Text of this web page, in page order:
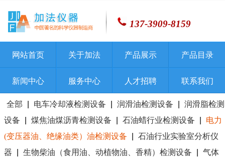
137-3909-8159
网站首页 关于加法 产品展示 产品目录
新闻中心 服务中心 人才招聘 联系我们
全部 电车冷却液检测设备 润滑油检测设备
润滑脂检测
设备
煤焦油煤沥青检测设备 石油蜡行业检测设备
电力
(变压器油、绝缘油类）油检测设备
石油行业实验室分析仪
器
生物柴油（食用油、动植物油、香精）检测设备
气体